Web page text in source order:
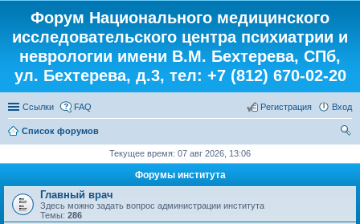
Форум Национального медицинского
исследовательского центра психиатрии и
неврологии имени В.М. Бехтерева, СПб,
ул. Бехтерева, д.3, тел: +7 (812) 670-02-20
Ссылки FAQ Вход
Регистрация
Список форумов
Текущее время: 07 авг 2026, 13:06
Форумы института
Главный врач
Здесь можно задать вопрос администрации института
Темы: 286